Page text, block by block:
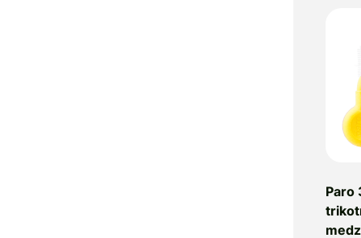
Paro